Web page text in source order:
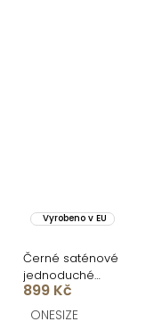
Vyrobeno v EU
Černé saténové
jednoduché
společenské šaty EZMIRA
899 Kč
ONESIZE